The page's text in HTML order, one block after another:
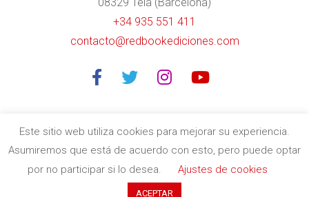
+34 935 551 411
contacto@redbookediciones.com
Editorial especializada en libros divulgativos de calidad en
Barcelona| Copyright © 2020Redbook Edicionesbyitres.cat
Este sitio web utiliza cookies para mejorar su experiencia.
Asumiremos que está de acuerdo con esto, pero puede optar
por no participar si lo desea.
Ajustes de cookies
ACEPTAR